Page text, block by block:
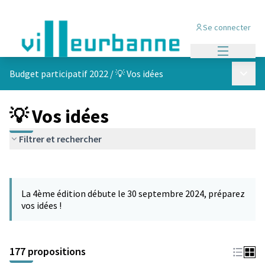
Se connecter
Budget participatif 2022 /💡 Vos idées
💡 Vos idées
Filtrer et rechercher
−
La 4ème édition débute le 30 septembre 2024, préparez
vos idées !
177 propositions